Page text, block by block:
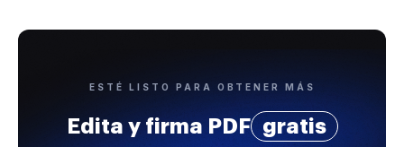
ESTÉ LISTO PARA OBTENER MÁS
Edita y firma PDF gratis